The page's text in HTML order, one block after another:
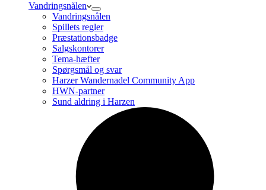
Vandringsnålen
Vandringsnålen
Spillets regler
Præstationsbadge
Salgskontorer
Tema-hæfter
Spørgsmål og svar
Harzer Wandernadel Community App
HWN-partner
Sund aldring i Harzen